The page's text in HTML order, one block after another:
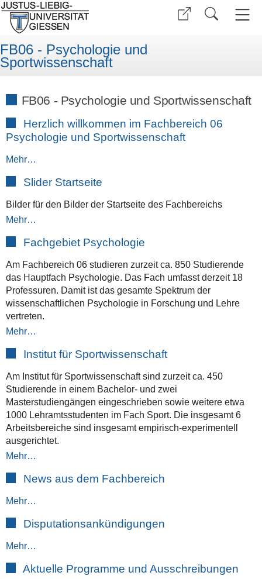
FB06 - Psychologie und
Sportwissenschaft
FB06 - Psychologie und Sportwissenschaft
Herzlich willkommen im Fachbereich 06
Psychologie und Sportwissenschaft
Mehr…
Slider Startseite
Bilder für den Bilder der Startseite des Fachbereichs
Mehr…
Fachgebiet Psychologie
Am Fachbereich 06 studieren zurzeit ca. 850 Studierende
das Hauptfach Psychologie. Das Fach umfasst derzeit 18
Professuren. Damit ist das gesamte Spektrum der
wissenschaftlichen Psychologie in Forschung und Lehre
vertreten.
Mehr…
Institut für Sportwissenschaft
Am Institut für Sportwissenschaft sind zurzeit ca. 450
Studierende in einem Bachelor- und zwei
Masterstudiengängen eingeschrieben sowie weitere etwa
1000 Lehramtsstudenten im Fach Sport. Die insgesamt 6
Arbeitsbereiche sind insgesamt empirisch-experimentell
ausgerichtet.
Mehr…
News aus dem Fachbereich
Mehr…
Disputationsankündigungen
Mehr…
Aktuelle Programme und Ausschreibungen